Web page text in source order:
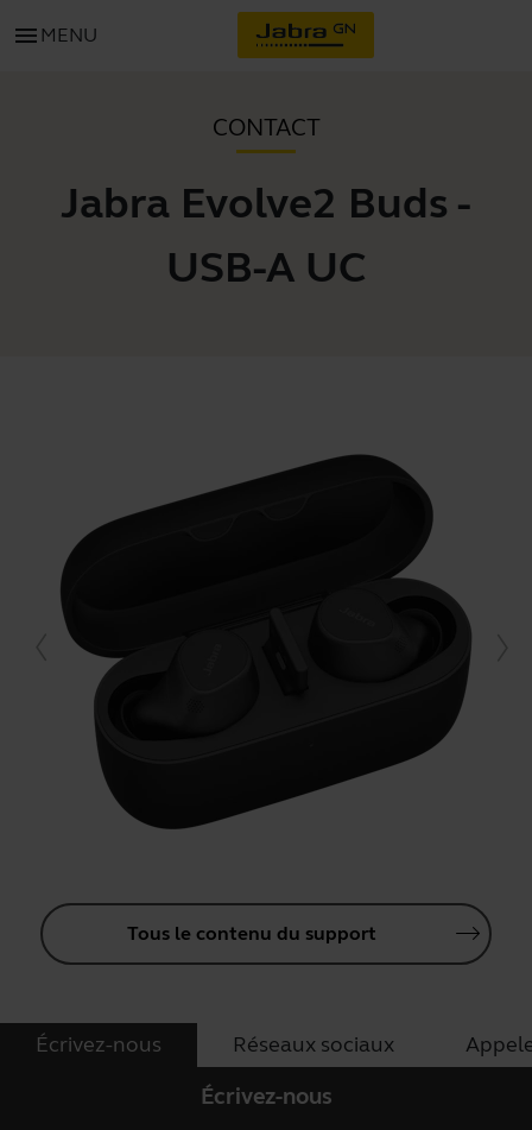
menu MENU
CONTACT
Jabra Evolve2 Buds -
USB-A UC
Tous le contenu du support
Écrivez-nous Réseaux sociaux
Écrivez-nous